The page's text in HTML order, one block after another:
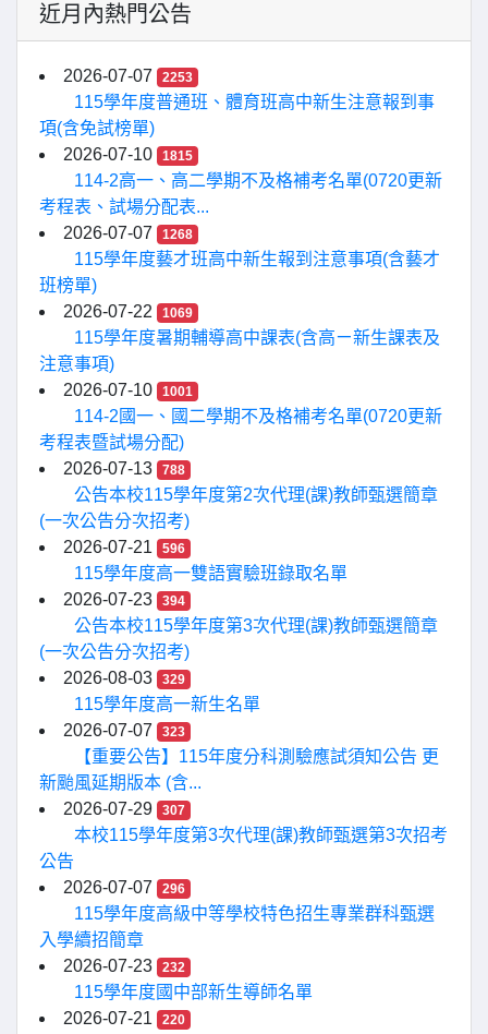
近月內熱門公告
2026-07-07 2253
115學年度普通班、體育班高中新生注意報到事
項(含免試榜單)
2026-07-10
1815
114-2高一、高二學期不及格補考名單(0720更新
考程表、試場分配表...
2026-07-07
1268
115學年度藝才班高中新生報到注意事項(含藝才
班榜單)
2026-07-22
1069
115學年度暑期輔導高中課表(含高ㄧ新生課表及
注意事項)
2026-07-10
1001
114-2國一、國二學期不及格補考名單(0720更新
考程表暨試場分配)
2026-07-13
788
公告本校115學年度第2次代理(課)教師甄選簡章
(一次公告分次招考)
2026-07-21
596
115學年度高一雙語實驗班錄取名單
2026-07-23
394
公告本校115學年度第3次代理(課)教師甄選簡章
(一次公告分次招考)
2026-08-03
329
115學年度高一新生名單
2026-07-07
323
【重要公告】115年度分科測驗應試須知公告 更
新颱風延期版本 (含...
2026-07-29
307
本校115學年度第3次代理(課)教師甄選第3次招考
公告
2026-07-07
296
115學年度高級中等學校特色招生專業群科甄選
入學續招簡章
2026-07-23
232
115學年度國中部新生導師名單
2026-07-21
220